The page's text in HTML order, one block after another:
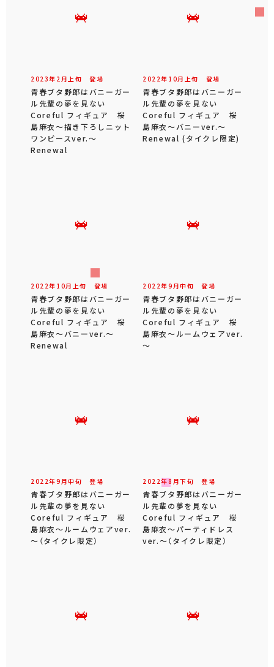
2023年 2 月 上旬 登場
青春ブタ野郎はバニーガー
ル先輩の夢を見ない
Coreful フィギュア 桜
島麻衣～描き下ろしニット
ワンピースver.～
Renewal
2022年 10月 上旬 登場
青春ブタ野郎はバニーガー
ル先輩の夢を見ない
Coreful フィギュア 桜
島麻衣～バニーver.～
Renewal (タイクレ限定)
2022年 10月 上旬 登場
青春ブタ野郎はバニーガー
ル先輩の夢を見ない
Coreful フィギュア 桜
島麻衣～バニーver.～
Renewal
2022年9 月中旬 登場
青春ブタ野郎はバニーガー
ル先輩の夢を見ない
Coreful フィギュア 桜
島麻衣～ルームウェアver.
～
2022年9 月中旬 登場
青春ブタ野郎はバニーガー
ル先輩の夢を見ない
Coreful フィギュア 桜
島麻衣～ルームウェアver.
～（タイクレ限定）
2022年8 月下旬 登場
青春ブタ野郎はバニーガー
ル先輩の夢を見ない
Coreful フィギュア 桜
島麻衣～パーティドレス
ver.～（タイクレ限定）